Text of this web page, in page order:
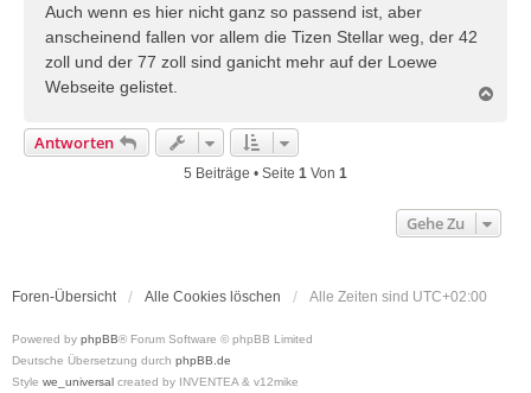
r
a
g
Auch wenn es hier nicht ganz so passend ist, aber
anscheinend fallen vor allem die Tizen Stellar weg, der 42
zoll und der 77 zoll sind ganicht mehr auf der Loewe
Webseite gelistet.
e
Antworten
5 Beiträge • Seite 1 Von 1
Gehe Zu
Foren-Übersicht Alle Cookies löschen Alle Zeiten sind UTC+02:00
Powered by phpBB® Forum Software © phpBB Limited
Deutsche Übersetzung durch phpBB.de
Style we_universal created by INVENTEA & v12mike